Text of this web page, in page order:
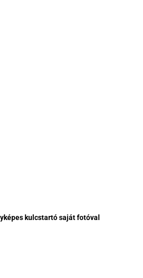
kulcstartó saját fotóval